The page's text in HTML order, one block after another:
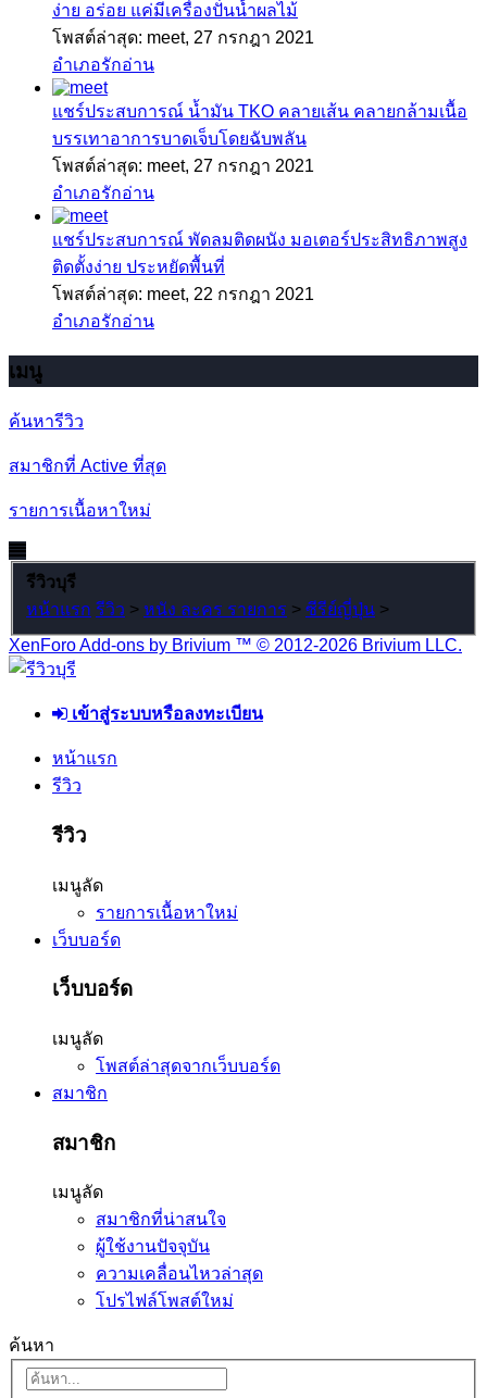
ง่าย อร่อย แค่มีเครื่องปั่นน้ำผลไม้
โพสต์ล่าสุด: meet, 27 กรกฎา 2021
อำเภอรักอ่าน
แชร์ประสบการณ์ น้ำมัน TKO คลายเส้น คลายกล้ามเนื้อ
บรรเทาอาการบาดเจ็บโดยฉับพลัน
โพสต์ล่าสุด: meet, 27 กรกฎา 2021
อำเภอรักอ่าน
แชร์ประสบการณ์ พัดลมติดผนัง มอเตอร์ประสิทธิภาพสูง
ติดตั้งง่าย ประหยัดพื้นที่
โพสต์ล่าสุด: meet, 22 กรกฎา 2021
อำเภอรักอ่าน
เมนู
ค้นหารีวิว
สมาชิกที่ Active ที่สุด
รายการเนื้อหาใหม่
รีวิวบุรี
หน้าแรก รีวิว > หนัง ละคร รายการ > ซีรีย์ญี่ปุ่น >
XenForo Add-ons by Brivium ™ © 2012-2026 Brivium LLC.
เข้าสู่ระบบหรือลงทะเบียน
หน้าแรก
รีวิว
รีวิว
เมนูลัด
รายการเนื้อหาใหม่
เว็บบอร์ด
เว็บบอร์ด
เมนูลัด
โพสต์ล่าสุดจากเว็บบอร์ด
สมาชิก
สมาชิก
เมนูลัด
สมาชิกที่น่าสนใจ
ผู้ใช้งานปัจจุบัน
ความเคลื่อนไหวล่าสุด
โปรไฟล์โพสต์ใหม่
ค้นหา